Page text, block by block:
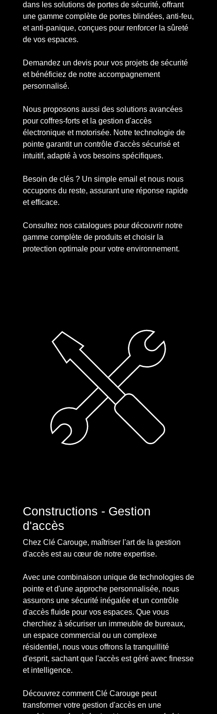
dans les solutions de portes de sécurité, offrant
une gamme complète de portes blindées, anti-feu,
et anti-panique, conçues pour renforcer la sûreté
de vos espaces.
Demandez un devis pour vos projets de sécurité
et bénéficiez de notre accompagnement
personnalisé.
Nous proposons aussi des solutions avancées
pour coffres-forts et la gestion d'accès
électronique et motorisée. Notre technologie de
pointe garantit un contrôle d'accès sécurisé et
intuitif, adapté à vos besoins spécifiques.
Besoin de clés ? Un simple email et nous nous
occupons du reste, assurant une réponse rapide
et efficace.
Consultez nos catalogues pour découvrir notre
gamme complète de produits et choisir la
protection optimale pour votre environnement.
Constructions - Gestion
d'accès
Chez Clé Carouge, maîtriser l'art de la gestion
d'accès est au cœur de notre expertise.
Avec une combinaison unique de technologies de
pointe et d'une approche personnalisée, nous
assurons une sécurité inégalée et un contrôle
d'accès fluide pour vos espaces. Que vous
cherchiez à sécuriser un immeuble de bureaux,
un espace commercial ou un complexe
résidentiel, nous vous offrons la tranquillité
d'esprit, sachant que l'accès est géré avec finesse
et intelligence.
Découvrez comment Clé Carouge peut
transformer votre gestion d'accès en une